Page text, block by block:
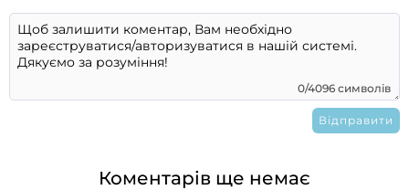
0/4096 символів
Коментарів ще немає